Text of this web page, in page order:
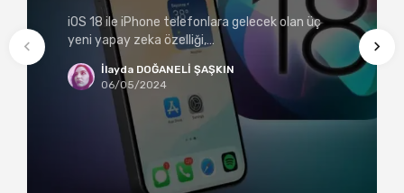
iOS 18 ile iPhone telefonlara gelecek olan üç
yeni yapay zeka özelliği,…
İlayda DOĞANELİ ŞAŞKIN
06/05/2024